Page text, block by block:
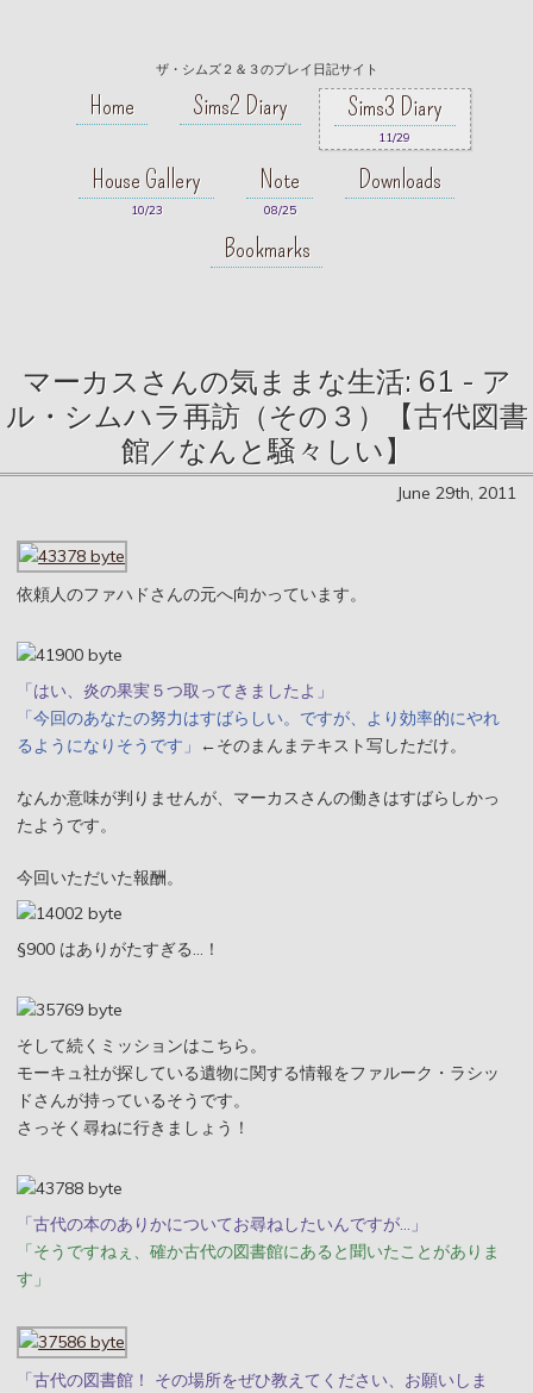
ザ・シムズ２＆３のプレイ日記サイト
Home Sims2 Diary Sims3 Diary
11/29
House Gallery
10/23
Note
08/25
Downloads
Bookmarks
マーカスさんの気ままな生活: 61 - ア
ル・シムハラ再訪（その３）【古代図書
館／なんと騒々しい】
June 29th, 2011
依頼人のファハドさんの元へ向かっています。
「はい、炎の果実５つ取ってきましたよ」
「今回のあなたの努力はすばらしい。ですが、より効率的にやれ
るようになりそうです」
←そのまんまテキスト写しただけ。
なんか意味が判りませんが、マーカスさんの働きはすばらしかっ
たようです。
今回いただいた報酬。
§900 はありがたすぎる…！
そして続くミッションはこちら。
モーキュ社が探している遺物に関する情報をファルーク・ラシッ
ドさんが持っているそうです。
さっそく尋ねに行きましょう！
「古代の本のありかについてお尋ねしたいんですが…」
「そうですねぇ、確か古代の図書館にあると聞いたことがありま
す」
「古代の図書館！ その場所をぜひ教えてください、お願いしま